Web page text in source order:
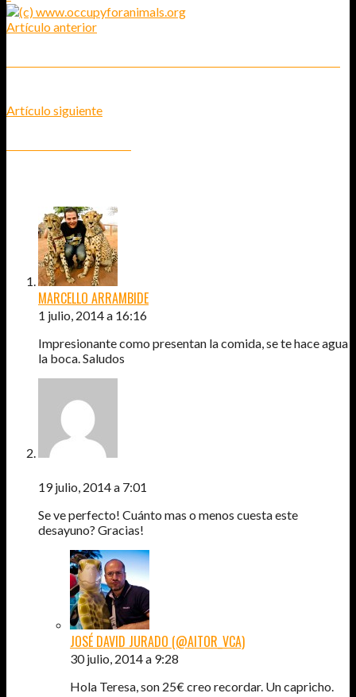
Artículo anterior
Artículo siguiente
MARCELLO ARRAMBIDE
1 julio, 2014 a 16:16
Impresionante como presentan la comida, se te hace agua
la boca. Saludos
19 julio, 2014 a 7:01
Se ve perfecto! Cuánto mas o menos cuesta este
desayuno? Gracias!
JOSÉ DAVID JURADO (@AITOR_VCA)
30 julio, 2014 a 9:28
Hola Teresa, son 25€ creo recordar. Un capricho.